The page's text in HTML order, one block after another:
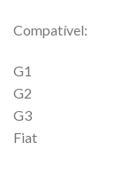
Compatível:
G1
G2
G3
Fiat